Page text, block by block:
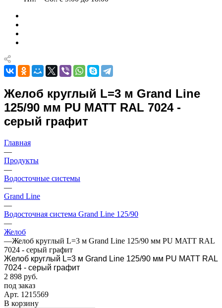
Желоб круглый L=3 м Grand Line
125/90 мм PU MATT RAL 7024 -
серый графит
Главная
—
Продукты
—
Водосточные системы
—
Grand Line
—
Водосточная система Grand Line 125/90
—
Желоб
—Желоб круглый L=3 м Grand Line 125/90 мм PU MATT RAL
7024 - серый графит
Желоб круглый L=3 м Grand Line 125/90 мм PU MATT RAL
7024 - серый графит
2 898 руб.
под заказ
Арт. 1215569
В корзину